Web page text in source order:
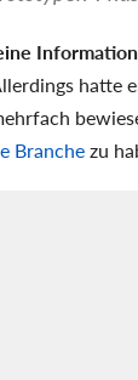
hatte
Branchezu